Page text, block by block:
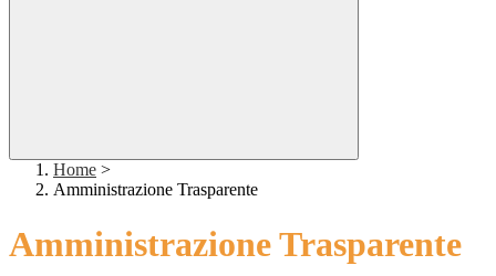
Home >
Amministrazione Trasparente
Amministrazione Trasparente